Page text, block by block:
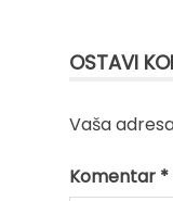
OSTAVI
Vaša
Komentar *